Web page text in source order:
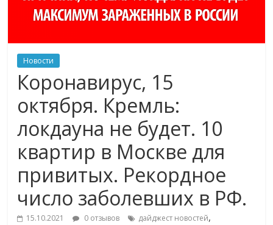
Новости
Коронавирус, 15
октября. Кремль:
локдауна не будет. 10
квартир в Москве для
привитых. Рекордное
число заболевших в РФ.
15.10.2021 0 отзывов дайджест новостей,